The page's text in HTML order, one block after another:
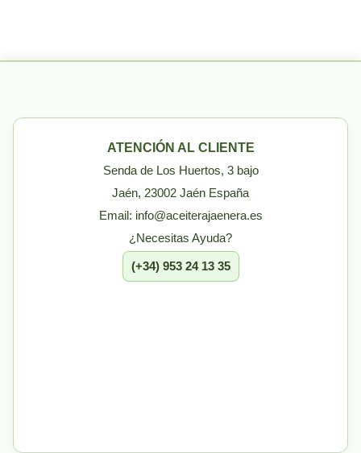
ATENCIÓN AL CLIENTE
Senda de Los Huertos, 3 bajo
Jaén, 23002 Jaén España
Email: info@aceiterajaenera.es
¿Necesitas Ayuda?
(+34) 953 24 13 35